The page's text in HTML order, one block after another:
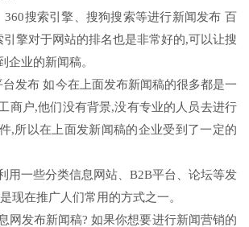
360搜索引擎、搜狗搜索等进行新闻发布 百
引擎对于网站的排名也是非常好的,可以让搜
企业的新闻稿。
发布 如今在上面发布新闻稿的很多都是一
商户,他们没有背景,没有专业的人员去进行
,所以在上面发新闻稿的企业受到了一定的
用一些分类信息网站、B2B平台、论坛等发
现在推广人们常用的方式之一。
网发布新闻稿? 如果你想要进行新闻营销的